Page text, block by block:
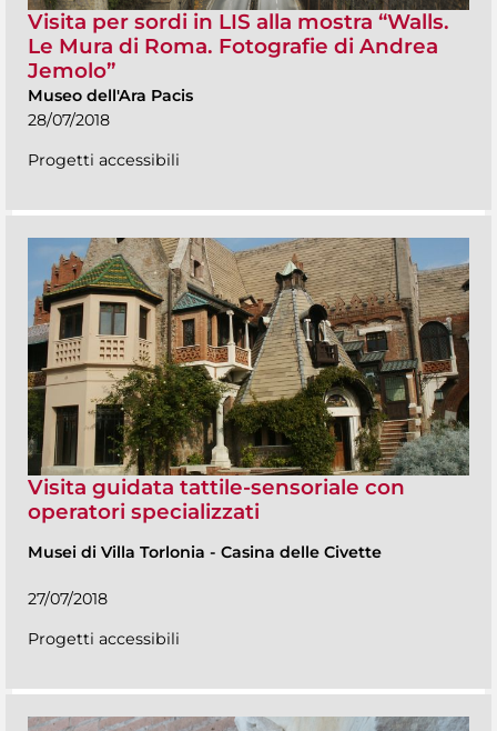
Visita per sordi in LIS alla mostra “Walls.
Le Mura di Roma. Fotografie di Andrea
Jemolo”
Museo dell'Ara Pacis
28/07/2018
Progetti accessibili
Visita guidata tattile-sensoriale con
operatori specializzati
Musei di Villa Torlonia - Casina delle Civette
27/07/2018
Progetti accessibili